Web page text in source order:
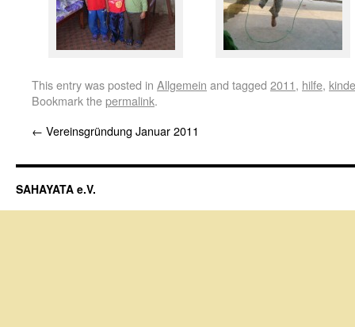
This entry was posted in Allgemein and tagged 2011, hilfe,
Bookmark thepermalink.
← Vereinsgründung Januar 2011
SAHAYATA e.V.